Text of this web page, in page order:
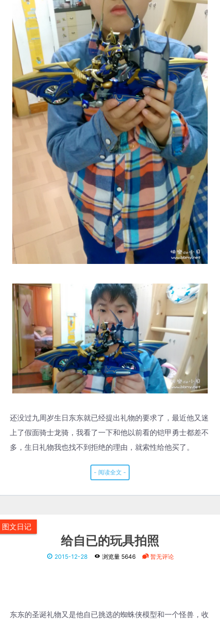
还没过九周岁生日东东就已经提出礼物的要求了，最近他又迷
上了假面骑士龙骑，我看了一下和他以前看的铠甲勇士都差不
多，生日礼物我也找不到拒绝的理由，就索性给他买了。
- 阅读全文 -
图文日记
给自已的玩具拍照
2015-12-28 浏览量 5646 暂无评论